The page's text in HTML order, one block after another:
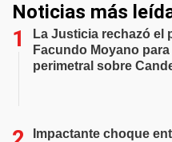
Noticias más
La Justicia rechazó el
Facundo Moyano
perimetral sobre
Impactante choque